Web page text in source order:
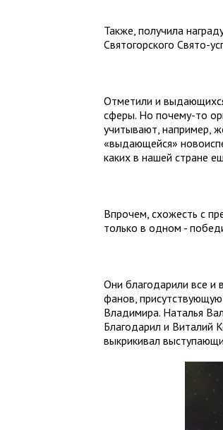
Также, получила
Святогорского Свято-
Отметили и
сферы. Но почему-то
учитывают, например,
«выдающейся»
каких в нашей стране
Впрочем, схожесть с
только в одном -
Они благодарили все и
фанов,
Владимира. Наталья
Благодарил и Виталий
выкрикивал